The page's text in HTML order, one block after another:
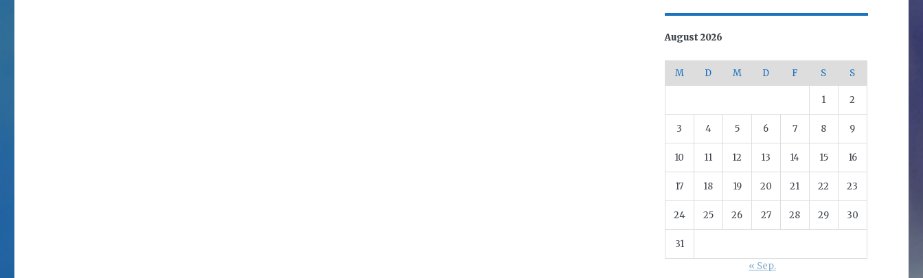
August 2026
M D M D F S S
1 2
3 4 5 6 7 8 9
10 11 12 13 14 15 16
17 18 19 20 21 22 23
24 25 26 27 28 29 30
31
« Sep.